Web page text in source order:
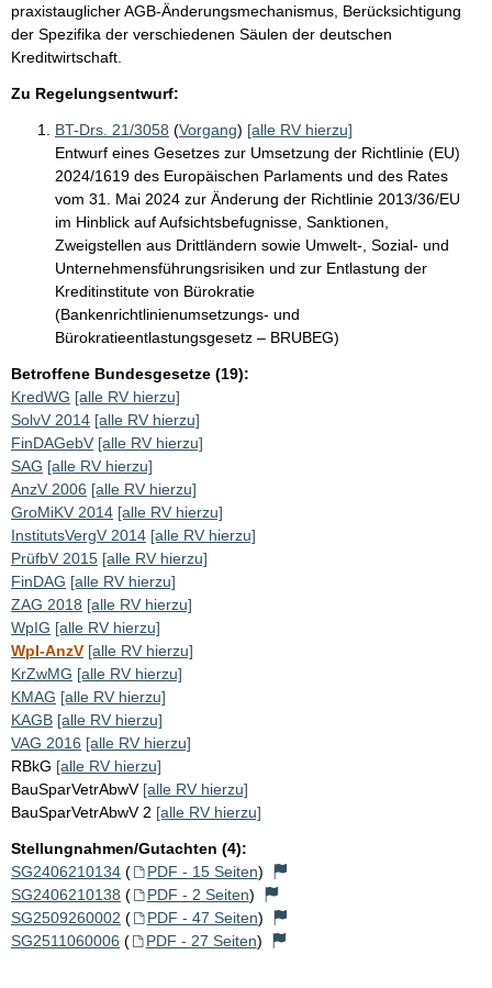
praxistauglicher AGB-Änderungsmechanismus, Berücksichtigung
der Spezifika der verschiedenen Säulen der deutschen
Kreditwirtschaft.
Zu Regelungsentwurf:
BT-Drs. 21/3058 (Vorgang) [alle RV hierzu]
Entwurf eines Gesetzes zur Umsetzung der Richtlinie (EU)
2024/1619 des Europäischen Parlaments und des Rates
vom 31. Mai 2024 zur Änderung der Richtlinie 2013/36/EU
im Hinblick auf Aufsichtsbefugnisse, Sanktionen,
Zweigstellen aus Drittländern sowie Umwelt-, Sozial- und
Unternehmensführungsrisiken und zur Entlastung der
Kreditinstitute von Bürokratie
(Bankenrichtlinienumsetzungs- und
Bürokratieentlastungsgesetz – BRUBEG)
Betroffene Bundesgesetze (19):
KredWG [alle RV hierzu]
SolvV 2014 [alle RV hierzu]
FinDAGebV [alle RV hierzu]
SAG [alle RV hierzu]
AnzV 2006 [alle RV hierzu]
GroMiKV 2014 [alle RV hierzu]
InstitutsVergV 2014 [alle RV hierzu]
PrüfbV 2015 [alle RV hierzu]
FinDAG [alle RV hierzu]
ZAG 2018 [alle RV hierzu]
WpIG [alle RV hierzu]
WpI-AnzV [alle RV hierzu]
KrZwMG [alle RV hierzu]
KMAG [alle RV hierzu]
KAGB [alle RV hierzu]
VAG 2016 [alle RV hierzu]
RBkG [alle RV hierzu]
BauSparVetrAbwV [alle RV hierzu]
BauSparVetrAbwV 2 [alle RV hierzu]
Stellungnahmen/Gutachten (4):
SG2406210134 ( PDF - 15 Seiten)
SG2406210138 ( PDF - 2 Seiten)
SG2509260002 ( PDF - 47 Seiten)
SG2511060006 ( PDF - 27 Seiten)